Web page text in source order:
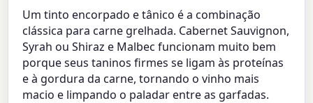
Um tinto encorpado e tânico é a combinação
clássica para carne grelhada. Cabernet Sauvignon,
Syrah ou Shiraz e Malbec funcionam muito bem
porque seus taninos firmes se ligam às proteínas
e à gordura da carne, tornando o vinho mais
macio e limpando o paladar entre as garfadas.